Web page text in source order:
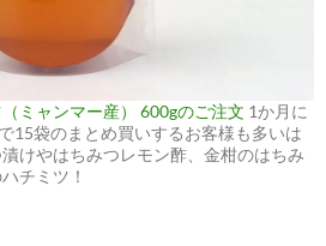
ミャンマー産） 600gのご注文 1か月に
15袋のまとめ買いするお客様も多いは
けやはちみつレモン酢、金柑のはちみ
チミツ！